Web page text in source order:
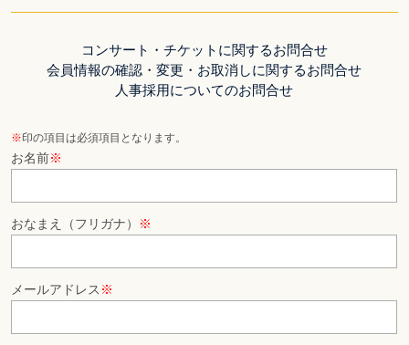
コンサート・チケットに関するお問合せ
会員情報の確認・変更・お取消しに関するお問合せ
人事採用についてのお問合せ
※印の項目は必須項目となります。
お名前※
おなまえ（フリガナ） ※
メールアドレス ※